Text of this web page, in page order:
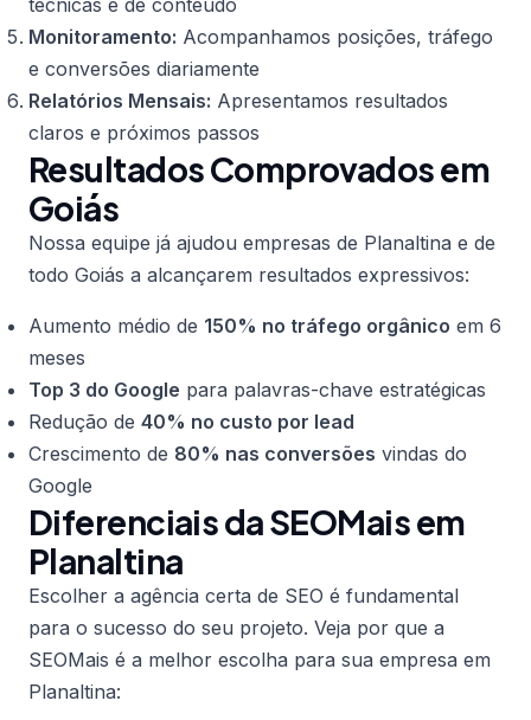
técnicas e de conteúdo
Monitoramento: Acompanhamos posições, tráfego
e conversões diariamente
Relatórios Mensais: Apresentamos resultados
claros e próximos passos
Resultados Comprovados em
Goiás
Nossa equipe já ajudou empresas de Planaltina e de
todo Goiás a alcançarem resultados expressivos:
Aumento médio de 150% no tráfego orgânico em 6
meses
Top 3 do Google para palavras-chave estratégicas
Redução de 40% no custo por lead
Crescimento de 80% nas conversões vindas do
Google
Diferenciais da SEOMais em
Planaltina
Escolher a agência certa de SEO é fundamental
para o sucesso do seu projeto. Veja por que a
SEOMais é a melhor escolha para sua empresa em
Planaltina: